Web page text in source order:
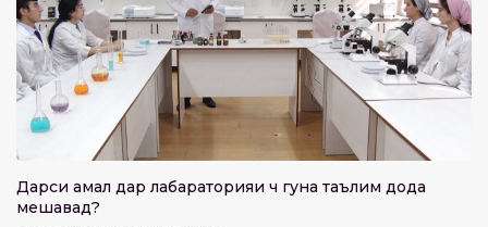
Дарси амалӣ дар лабараторияи чӣ гуна таълим дода
мешавад?